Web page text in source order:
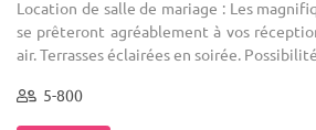
Location de salle de mariage : Les
se prêteront agréablement à vos
air. Terrasses éclairées en soirée. Possibilité
5-800